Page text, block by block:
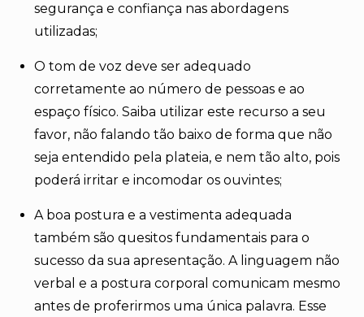
segurança e confiança nas abordagens
utilizadas;
O tom de voz deve ser adequado
corretamente ao número de pessoas e ao
espaço físico. Saiba utilizar este recurso a seu
favor, não falando tão baixo de forma que não
seja entendido pela plateia, e nem tão alto, pois
poderá irritar e incomodar os ouvintes;
A boa postura e a vestimenta adequada
também são quesitos fundamentais para o
sucesso da sua apresentação. A linguagem não
verbal e a postura corporal comunicam mesmo
antes de proferirmos uma única palavra. Esse